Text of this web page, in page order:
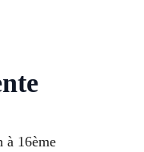
à 16ème